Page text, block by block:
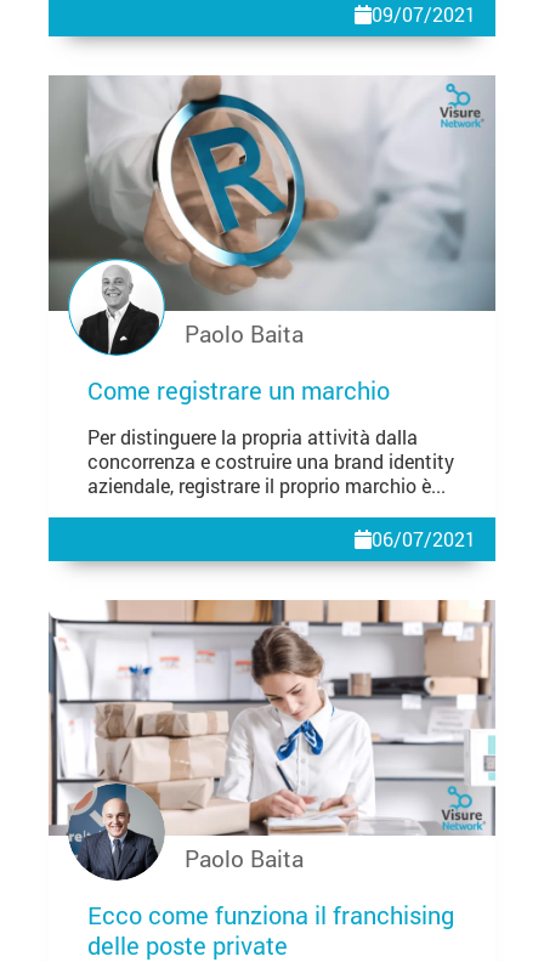
09/07/2021
Come registrare un marchio
Per distinguere la propria attività dalla
concorrenza e costruire una brand identity
aziendale, registrare il proprio marchio è...
Paolo Baita
06/07/2021
Ecco come funziona il franchising
delle poste private
Paolo Baita